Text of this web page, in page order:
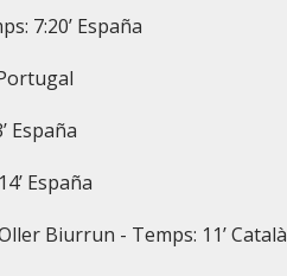
7:20’ España
España
España
Biurrun - Temps: 11’ Català